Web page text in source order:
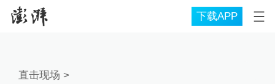
下载APP
直击现场 >